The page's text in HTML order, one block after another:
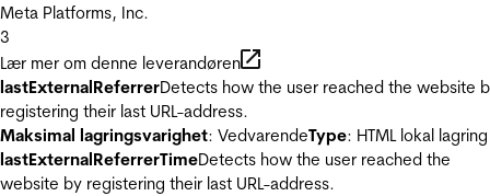
Meta Platforms, Inc.
3
Lær mer om denne leverandøren
lastExternalReferrerDetects how the user reached the website
registering their last URL-address.
Maksimal lagringsvarighet: VedvarendeType: HTML lokal lagring
lastExternalReferrerTimeDetects how the user reached the
website by registering their last URL-address.